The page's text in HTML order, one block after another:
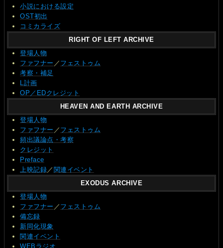
小説における設定
OST初出
コミカライズ
RIGHT OF LEFT ARCHIVE
登場人物
ファフナー ／ フェストゥム
考察・補足
L計画
OP／EDクレジット
HEAVEN AND EARTH ARCHIVE
登場人物
ファフナー ／ フェストゥム
頻出議論点・考察
クレジット
Preface
上映記録／ 関連イベント
EXODUS ARCHIVE
登場人物
ファフナー ／ フェストゥム
備忘録
新同化現象
関連イベント
WEBラジオ